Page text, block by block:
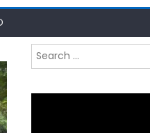
Search
for: